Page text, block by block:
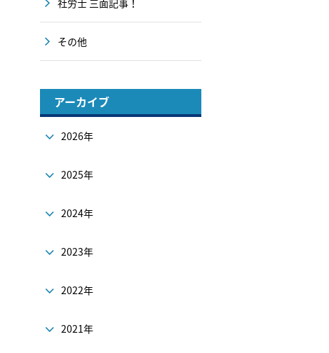
その他
アーカイブ
2026年
2025年
2024年
2023年
2022年
2021年